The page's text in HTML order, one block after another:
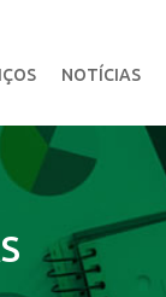
NOTÍCIAS